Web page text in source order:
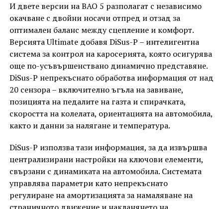
И двете версии на BAO 5 разполагат с независимо
окачване с двойни носачи отпред и отзад за
оптимален баланс между сцепление и комфорт.
Версията Ultimate добавя DiSus-P – интелигентна
система за контрол на каросерията, която осигурява
още по-усъвършенствано динамично представяне.
DiSus-P непрекъснато обработва информация от над
20 сензора – включително ъгъла на завиване,
позицията на педалите на газта и спирачката,
скоростта на колелата, ориентацията на автомобила,
както и данни за налягане и температура.
DiSus-P използва тази информация, за да извършва
централизирани настройки на ключови елементи,
свързани с динамиката на автомобила. Системата
управлява параметри като непрекъснато
регулиране на амортизацията за намаляване на